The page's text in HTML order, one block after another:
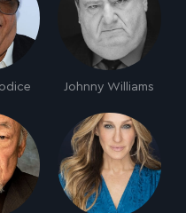
Johnny Williams